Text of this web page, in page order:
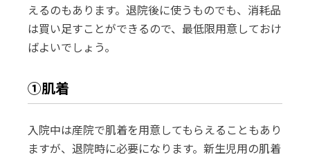
えるのもあります。退院後に使うものでも、消耗品
は買い足すことができるので、最低限用意しておけ
ばよいでしょう。
①肌着
入院中は産院で肌着を用意してもらえることもあり
ますが、退院時に必要になります。新生児用の肌着